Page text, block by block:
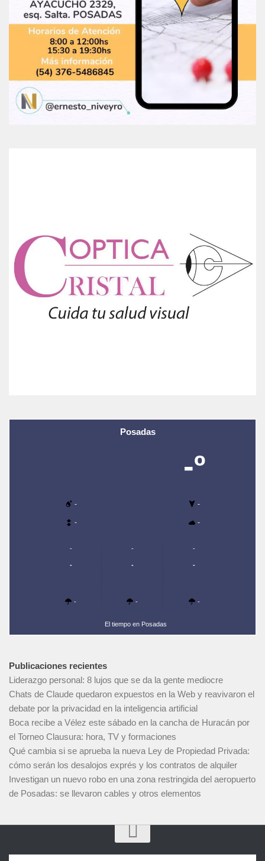
Posadas
-º
- -
- -
-
-
-
-
-
-
-
-
-
El tiempo en Posadas
Publicaciones recientes
Liderazgo personal: 8 lujos que se da la gente mediocre
Chats de Claude quedaron expuestos en la Web y reavivaron el
debate por la privacidad en la inteligencia artificial
Boca recibe a Vélez este sábado en la cancha de Huracán por
el Torneo Clausura: hora, TV y formaciones
Qué cambia si se aprueba la nueva Ley de Propiedad Privada:
cómo serán los desalojos exprés y los contratos de alquiler
Investigan un nuevo robo en una zona restringida del aeropuerto
de Posadas: se llevaron cables y otros elementos